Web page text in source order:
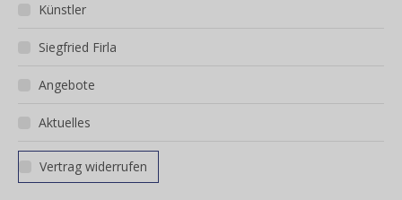
Künstler
Siegfried Firla
Angebote
Aktuelles
Vertrag widerrufen